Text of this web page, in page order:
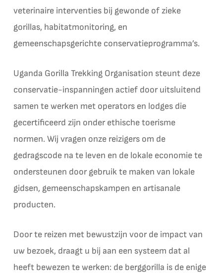
veterinaire interventies bij gewonde of zieke
gorillas, habitatmonitoring, en
gemeenschapsgerichte conservatieprogramma’s.
Uganda Gorilla Trekking Organisation steunt deze
conservatie-inspanningen actief door uitsluitend
samen te werken met operators en lodges die
gecertificeerd zijn onder ethische toerisme
normen. Wij vragen onze reizigers om de
gedragscode na te leven en de lokale economie te
ondersteunen door gebruik te maken van lokale
gidsen, gemeenschapskampen en artisanale
producten.
Door te reizen met bewustzijn voor de impact van
uw bezoek, draagt u bij aan een systeem dat al
heeft bewezen te werken: de berggorilla is de enige